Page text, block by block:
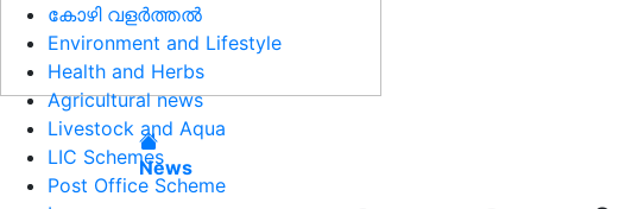
കോഴി വളർത്തൽ
Environment and Lifestyle
Health and Herbs
Agricultural news
Livestock and Aqua
LIC Schemes
Post Office Scheme
News